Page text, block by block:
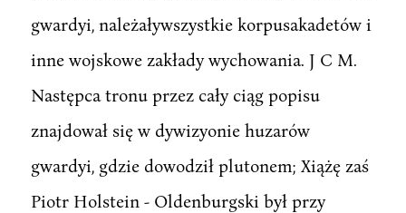
gwardyi, należaływszystkie korpusakadetów i
inne wojskowe zakłady wychowania. J C M.
Następca tronu przez cały ciąg popisu
znajdował się w dywizyonie huzarów
gwardyi, gdzie dowodził plutonem; Xiążę zaś
Piotr Holstein - Oldenburgski był przy